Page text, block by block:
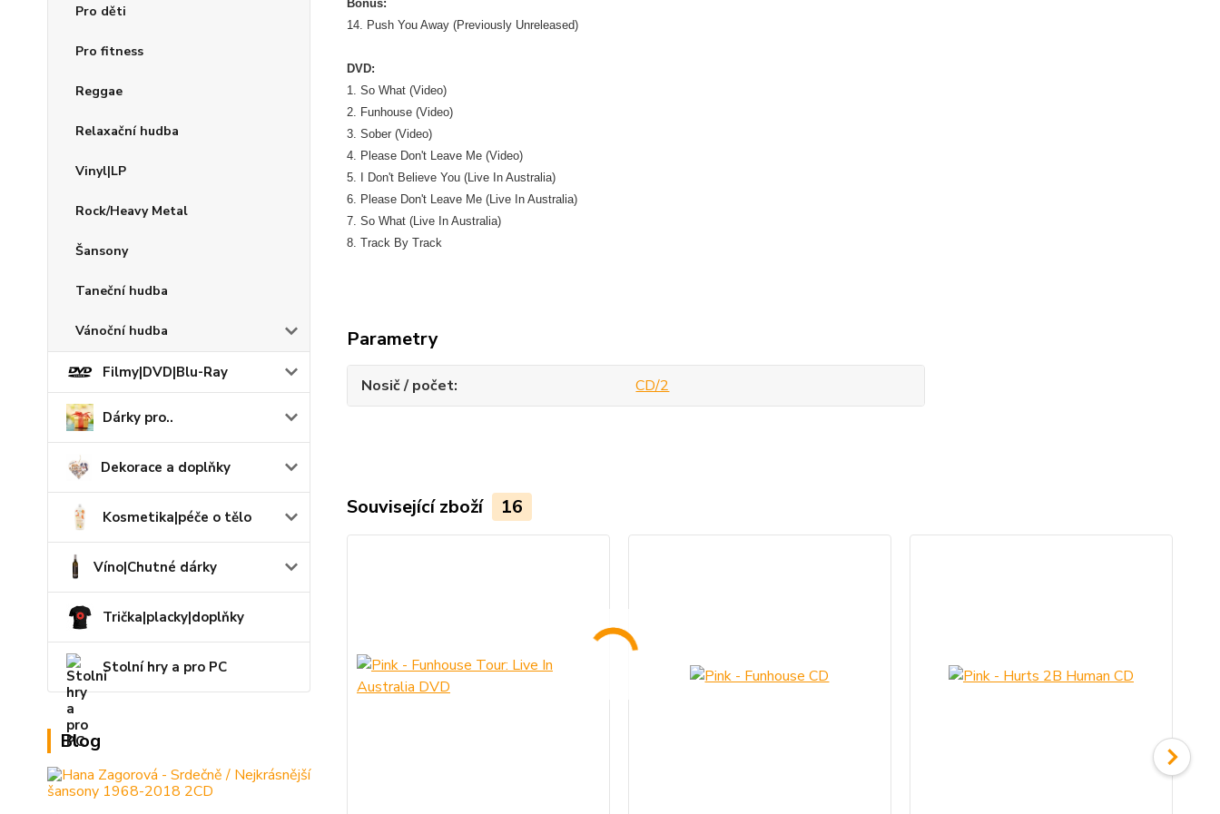
Pro děti
Pro fitness
Reggae
Relaxační hudba
Vinyl|LP
Rock/Heavy Metal
Šansony
Taneční hudba
Vánoční hudba
Filmy|DVD|Blu-Ray
Dárky pro..
Dekorace a doplňky
Kosmetika|péče o tělo
Víno|Chutné dárky
Trička|placky|doplňky
Stolní hry a pro PC
Blog
Bonus:
14. Push You Away (Previously Unreleased)
DVD:
1. So What (Video)
2. Funhouse (Video)
3. Sober (Video)
4. Please Don't Leave Me (Video)
5. I Don't Believe You (Live In Australia)
6. Please Don't Leave Me (Live In Australia)
7. So What (Live In Australia)
8. Track By Track
Parametry
Nosič / počet CD/2
Související zboží 16